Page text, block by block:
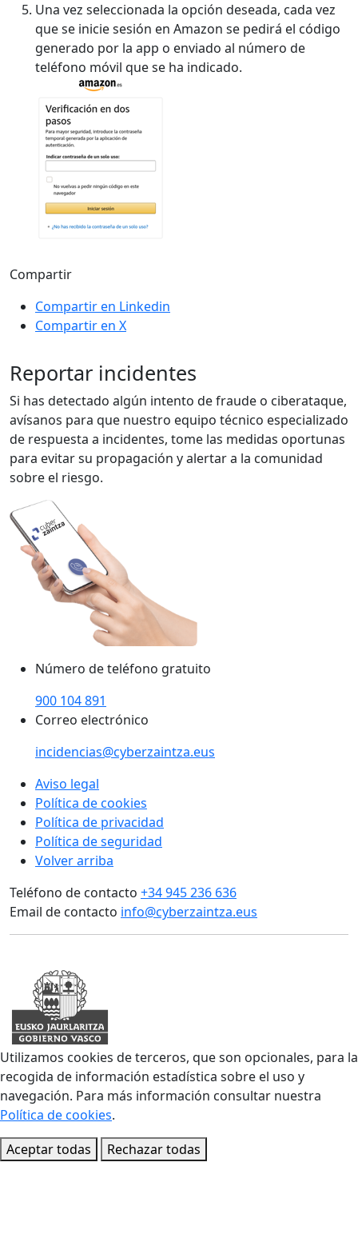
Una vez seleccionada la opción deseada, cada vez
que se inicie sesión en Amazon se pedirá el código
generado por la app o enviado al número de
teléfono móvil que se ha indicado.
Compartir
Compartir en Linkedin
Compartir en X
Reportar incidentes
Si has detectado algún intento de fraude o ciberataque,
avísanos para que nuestro equipo técnico especializado
de respuesta a incidentes, tome las medidas oportunas
para evitar su propagación y alertar a la comunidad
sobre el riesgo.
Número de teléfono gratuito
900 104 891
Correo electrónico
incidencias@cyberzaintza.eus
Aviso legal
Política de cookies
Política de privacidad
Política de seguridad
Volver arriba
Teléfono de contacto +34 945 236 636
Email de contacto info@cyberzaintza.eus
Utilizamos cookies de terceros, que son opcionales, para la
recogida de información estadística sobre el uso y
navegación. Para más información consultar nuestra
Política de cookies.
Aceptar todas
Rechazar todas